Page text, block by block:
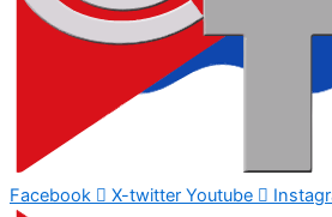
Facebook X-twitter Youtube